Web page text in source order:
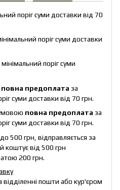
поріг суми доставки від 70
поріг суми доставки
поріг суми
повна предоплата за
суми доставки від 70 грн.
повна предоплата за
суми доставки від 70 грн.
500 грн, відправляється за
коштує від 500 грн
200 грн.
пошти або кур'єром